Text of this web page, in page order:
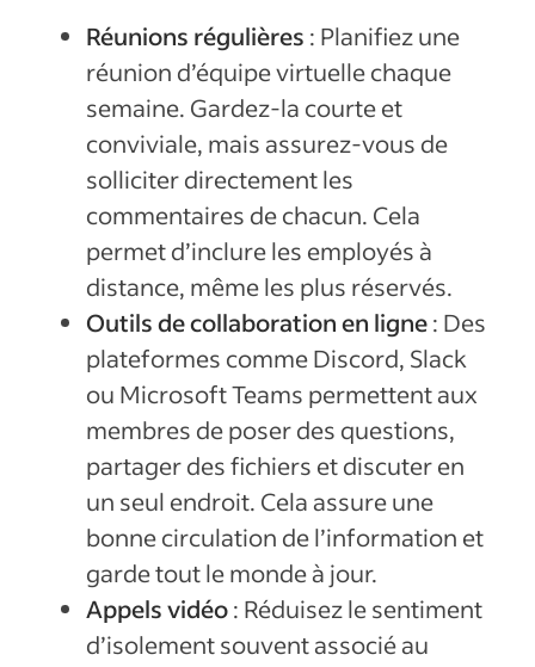
Réunions régulières : Planifiez une
réunion d’équipe virtuelle chaque
semaine. Gardez-la courte et
conviviale, mais assurez-vous de
solliciter directement les
commentaires de chacun. Cela
permet d’inclure les employés à
distance, même les plus réservés.
Outils de collaboration en ligne: Des
plateformes comme Discord, Slack
ou Microsoft Teams permettent aux
membres de poser des questions,
partager des fichiers et discuter en
un seul endroit. Cela assure une
bonne circulation de l’information et
garde tout le monde à jour.
Appels vidéo: Réduisez le sentiment
d’isolement souvent associé au